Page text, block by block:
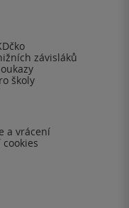
závisláků
školy
a vrácení